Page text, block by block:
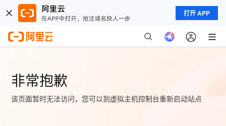
打开 APP
非常抱歉
该页面暂时无法访问，您可以到虚拟主机控制台重新启动站点